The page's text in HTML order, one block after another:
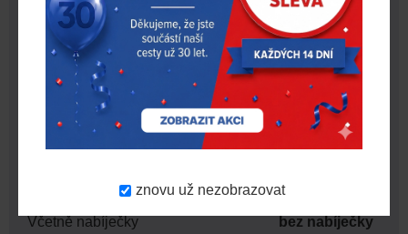
znovu už nezobrazovat
Kapacita akumulátoru (Ah)
akumulátoru
Nabíječka
bez nabíječky
Napětí (V)
18
Počet dostupných akumulátorů
0
Počet zdvihů bez zatížení (zd./min)
Li-ion
Včetně nabíječky
bez nabíječky